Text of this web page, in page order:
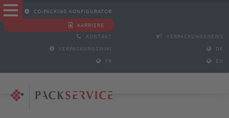
CO-PACKING KONFIGURATOR
KARRIERE
KONTAKT
VERPACKUNGSNEWS
VERPACKUNGSWIKI
DE
FR
EN